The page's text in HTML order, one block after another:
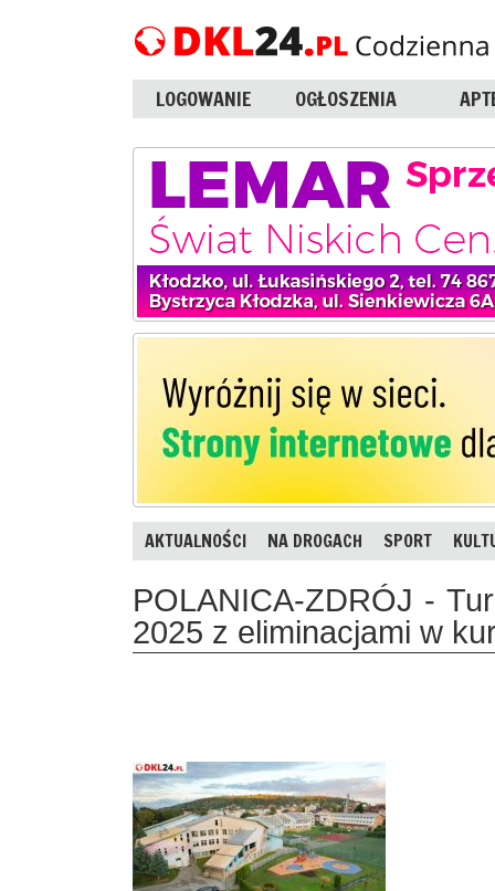
LOGOWANIE OGŁOSZENIA
AKTUALNOŚCI NA DROGACH SPORT
POLANICA-ZDRÓJ -
2025 z eliminacjami w